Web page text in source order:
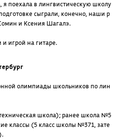
я поехала в лингвистическую школу
сыграли, конечно, наши р
и Ксения Шагал».
игрой на гитаре.
олимпиады школьников по лин
школа); ранее школа №5
классы (5 класс школы №371, зате